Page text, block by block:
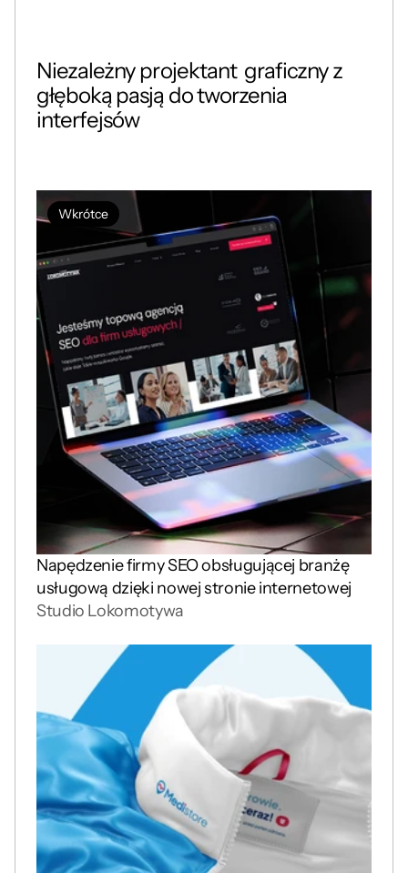
Niezależny projektant  graficzny z
głęboką pasją do tworzenia
interfejsów
Napędzenie firmy SEO obsługującej branżę
usługową dzięki nowej stronie internetowej
Studio Lokomotywa
Wkrótce